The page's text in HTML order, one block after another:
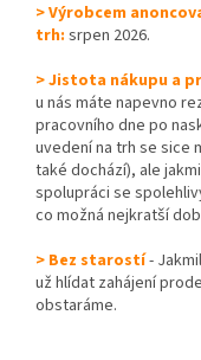
> Výrobcem
trh: srpen 2026.
> Jistota nákupu a
u nás máte napevno
pracovního dne po
uvedení na trh se sice
také dochází), ale
spolupráci se
co možná nejkratší
> Bez starostí-
už hlídat zahájení
obstaráme.